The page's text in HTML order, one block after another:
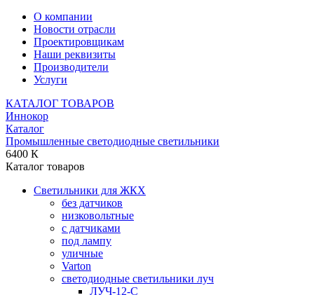
О компании
Новости отрасли
Проектировщикам
Наши реквизиты
Производители
Услуги
КАТАЛОГ ТОВАРОВ
Иннокор
Каталог
Промышленные светодиодные светильники
6400 К
Каталог товаров
Светильники для ЖКХ
без датчиков
низковольтные
с датчиками
под лампу
уличные
Varton
светодиодные светильники луч
ЛУЧ-12-С